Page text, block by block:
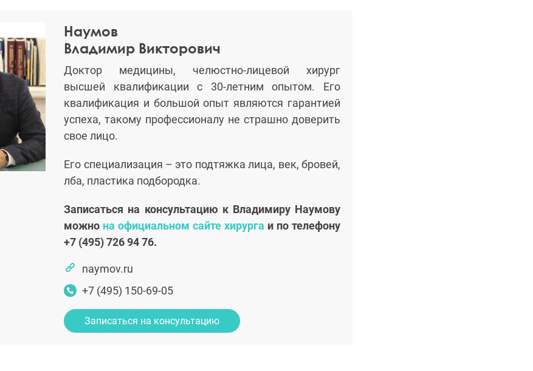
Наумов
Владимир Викторович
Доктор медицины, челюстно-лицевой хирург
высшей квалификации с 30-летним опытом. Его
квалификация и большой опыт являются гарантией
успеха, такому профессионалу не страшно доверить
свое лицо.
Его специализация – это подтяжка лица, век, бровей,
лба, пластика подбородка.
Записаться на консультацию к Владимиру Наумову
можно на официальном сайте хирурга и по телефону
+7 (495) 726 94 76.
naymov.ru
+7 (495) 150-69-05
Записаться на консультацию